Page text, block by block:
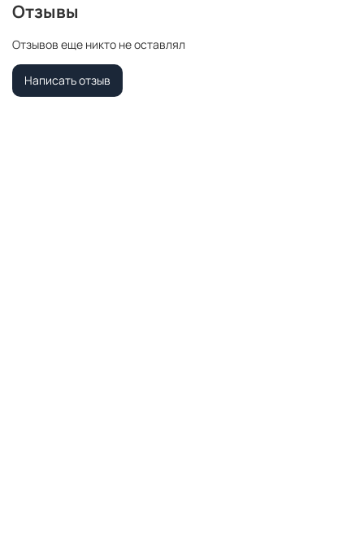
Отзывы
Отзывов еще никто не оставлял
Написать отзыв